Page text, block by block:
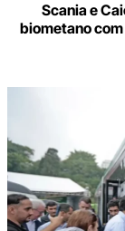
Scania e
biometano